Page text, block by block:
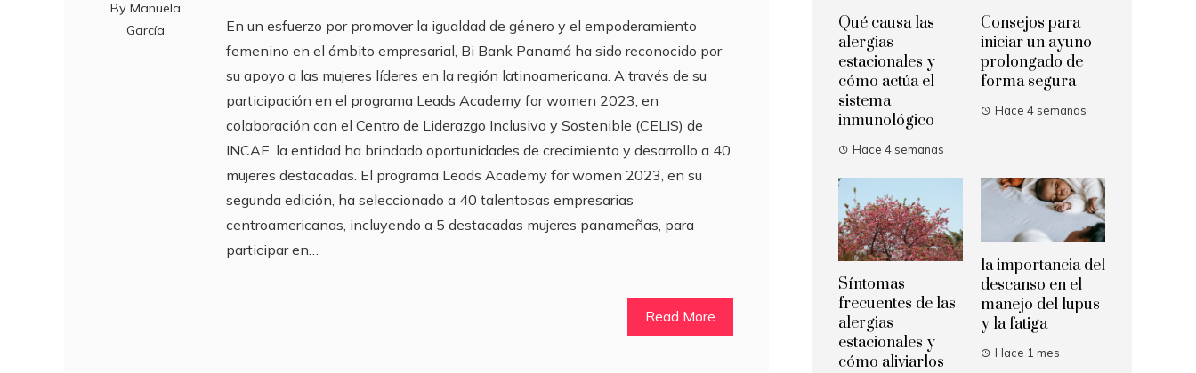
By Manuela
García
En un esfuerzo por promover la igualdad de género y el empoderamiento
femenino en el ámbito empresarial, Bi Bank Panamá ha sido reconocido por
su apoyo a las mujeres líderes en la región latinoamericana. A través de su
participación en el programa Leads Academy for women 2023, en
colaboración con el Centro de Liderazgo Inclusivo y Sostenible (CELIS) de
INCAE, la entidad ha brindado oportunidades de crecimiento y desarrollo a 40
mujeres destacadas. El programa Leads Academy for women 2023, en su
segunda edición, ha seleccionado a 40 talentosas empresarias
centroamericanas, incluyendo a 5 destacadas mujeres panameñas, para
participar en…
Read More
Qué causa las
alergias
estacionales y
cómo actúa el
sistema
inmunológico
Hace 4 semanas
Consejos para
iniciar un ayuno
prolongado de
forma segura
Hace 4 semanas
Síntomas
frecuentes de las
alergias
estacionales y
cómo aliviarlos
la importancia del
descanso en el
manejo del lupus
y la fatiga
Hace 1 mes